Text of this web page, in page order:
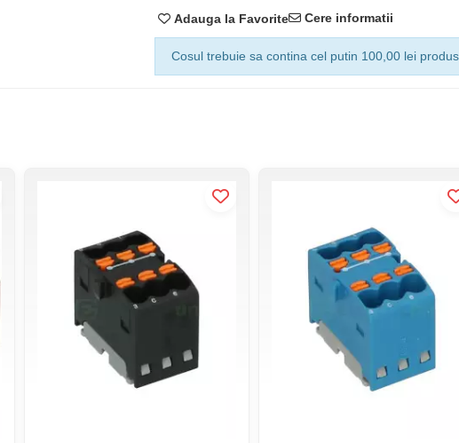
Adauga la Favorite
Cosul trebuie sa contina cel putin 100,00 lei
Cere informatii